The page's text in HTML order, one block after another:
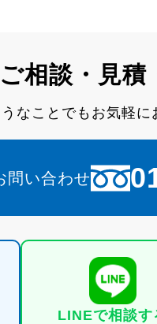
ご相談・見積
なことでもお気軽
問い合わせ
LINEで相談す